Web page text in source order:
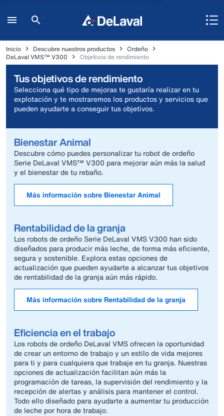
Inicio Descubre nuestros productos
Ordeño
DeLaval VMS™ V300
Objetivos de rendimiento
Tus objetivos de rendimiento
Selecciona qué tipo de mejoras te gustaría realizar en tu
explotación y te mostraremos los productos y servicios que
pueden ayudarte a conseguir tus objetivos.
Bienestar Animal
Descubre cómo puedes personalizar tu robot de ordeño
Serie DeLaval VMS™ V300 para mejorar aún más la salud
y el bienestar de tu rebaño.
Más información sobre Bienestar Animal
Rentabilidad de la granja
Los robots de ordeño Serie DeLaval VMS V300 han sido
diseñados para producir más leche, de forma más eficiente,
segura y sostenible. Explora estas opciones de
actualización que pueden ayudarte a alcanzar tus objetivos
de rentabilidad de la granja aún más rápido.
Más información sobre Rentabilidad de la granja
Eficiencia en el trabajo
Los robots de ordeño DeLaval VMS ofrecen la oportunidad
de crear un entorno de trabajo y un estilo de vida mejores
para ti y para cualquiera que trabaje en tu granja. Nuestras
opciones de actualización facilitan aún más la
programación de tareas, la supervisión del rendimiento y la
recepción de alertas y análisis para mantener el control.
Todo ello diseñado para ayudarte a aumentar tu producción
de leche por hora de trabajo.